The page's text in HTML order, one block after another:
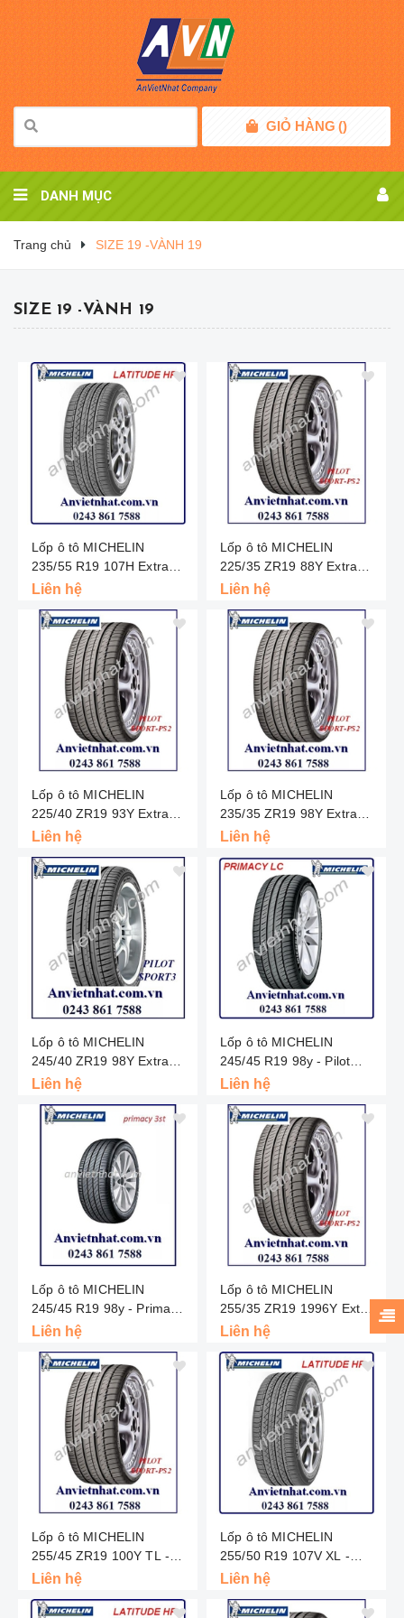
GIỎ HÀNG ()
DANH MỤC
Trang chủ SIZE 19 -VÀNH 19
SIZE 19 -VÀNH 19
Lốp ô tô MICHELIN
235/55 R19 107H Extra
Load - Latitude Tour HP -
Liên hệ
Lốp ô tô MICHELIN
225/35 ZR19 88Y Extra
Load - Pilot Super Sport -
Liên hệ
Lốp ô tô MICHELIN
225/40 ZR19 93Y Extra
Load - Pilot Super Sport -
Liên hệ
Lốp ô tô MICHELIN
235/35 ZR19 98Y Extra
Load - Pilot Super Sport -
Liên hệ
Lốp ô tô MICHELIN
245/40 ZR19 98Y Extra
Load - Pilot Sport 3 Grnx -
Liên hệ
Lốp ô tô MICHELIN
245/45 R19 98y - Pilot
Primacy - Châu Âu
Liên hệ
Lốp ô tô MICHELIN
245/45 R19 98y - Primacy
3st - Thái Lan
Liên hệ
Lốp ô tô MICHELIN
255/35 ZR19 1996Y Extra
Load - Pilot Super Sport -
Liên hệ
Lốp ô tô MICHELIN
255/45 ZR19 100Y TL -
Liên hệ
Lốp ô tô MICHELIN
255/50 R19 107V XL -
Latitude Tour HP - Bắc Mỹ
Liên hệ